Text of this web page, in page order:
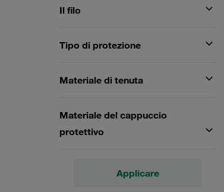
Il filo
Tipo di protezione
Materiale di tenuta
Materiale del cappuccio
protettivo
Applicare